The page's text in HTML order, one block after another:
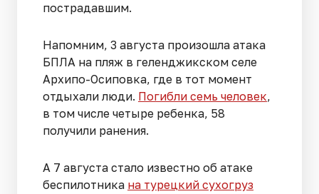
пострадавшим.
Напомним, 3 августа произошла атака
БПЛА на пляж в геленджикском селе
Архипо-Осиповка, где в тот момент
отдыхали люди. Погибли семь человек,
в том числе четыре ребенка, 58
получили ранения.
А 7 августа стало известно об атаке
беспилотника на турецкий сухогруз